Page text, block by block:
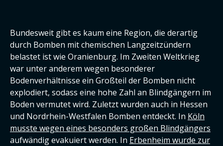
Bundesweit gibt es kaum eine Region, die derartig
durch Bomben mit chemischen Langzeitzündern
belastet ist wie Oranienburg. Im Zweiten Weltkrieg
war unter anderem wegen besonderer
Bodenverhältnisse ein Großteil der Bomben nicht
explodiert, sodass eine hohe Zahl an Blindgängern im
Boden vermutet wird. Zuletzt wurden auch in Hessen
und Nordrhein-Westfalen Bomben entdeckt. In Köln
musste wegen eines besonders großen Blindgängers
aufwändig evakuiert werden. In Erbenheim wurde zur